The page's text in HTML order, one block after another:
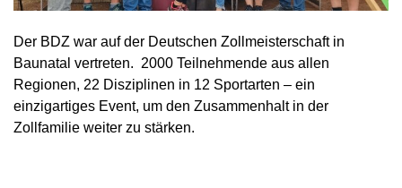
Der BDZ war auf der Deutschen Zollmeisterschaft in
Baunatal vertreten. 2000 Teilnehmende aus allen
Regionen, 22 Disziplinen in 12 Sportarten – ein
einzigartiges Event, um den Zusammenhalt in der
Zollfamilie weiter zu stärken.